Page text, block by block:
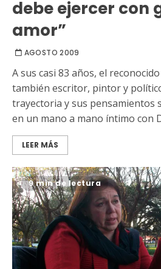
debe ejercer con
amor”
AGOSTO 2009
A sus casi 83 años, el
también escritor, pintor y
trayectoria y sus pensamientos
en un mano a mano íntimo con
LEER MÁS
9 min de lectura